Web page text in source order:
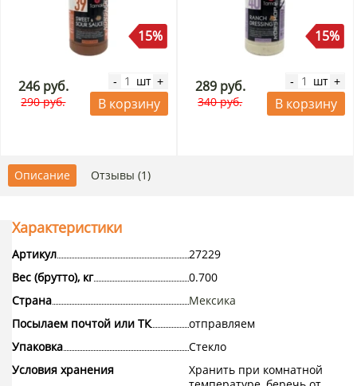
15%
246 руб.
290 руб.
- шт +
В корзину
15%
289 руб.
340 руб.
- шт +
В корзину
Описание Отзывы (1)
Характеристики
Артикул
27229
Вес (брутто), кг
0.700
Страна
Мексика
Посылаем почтой или ТК
отправляем
Упаковка
Стекло
Условия хранения
Хранить при комнатной